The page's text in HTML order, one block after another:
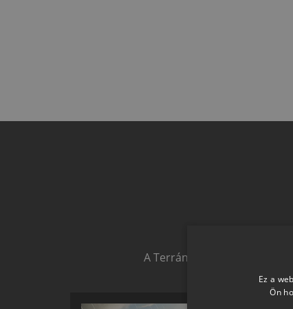
Biztonságot
A Terrán ernyőmárkának
Ez a
Ön